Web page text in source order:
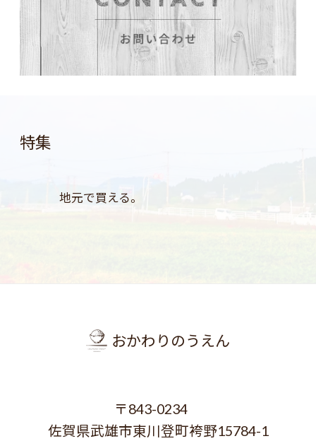
特集
地元で買える。
おかわりのうえん
〒843-0234
佐賀県武雄市東川登町袴野15784-1